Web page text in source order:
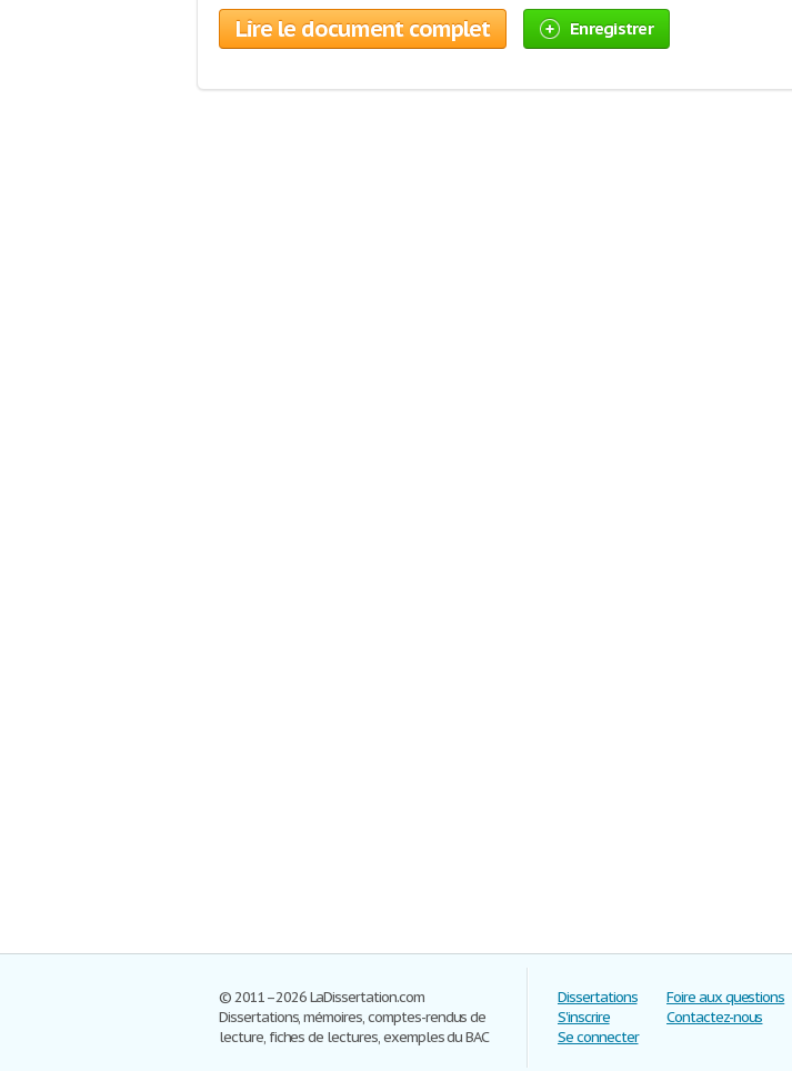
Lire le document complet Enregistrer
© 2011–2026 LaDissertation.com
Dissertations, mémoires, comptes-rendus de
lecture, fiches de lectures, exemples du BAC
Dissertations
S'inscrire
Se connecter
Foire aux questions
Contactez-nous